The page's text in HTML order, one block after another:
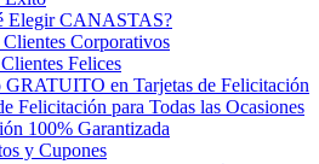
Elegir CANASTAS?
Corporativos
Felices
en Tarjetas de Felicitación
Felicitación para Todas las Ocasiones
100% Garantizada
y Cupones